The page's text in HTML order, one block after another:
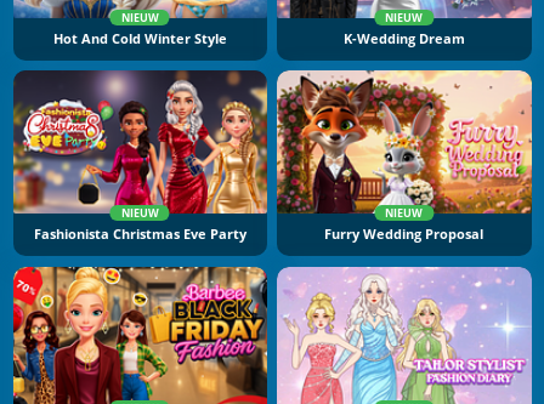
NIEUW
Hot And Cold Winter Style
NIEUW
K-Wedding Dream
NIEUW
Fashionista Christmas Eve Party
NIEUW
Furry Wedding Proposal